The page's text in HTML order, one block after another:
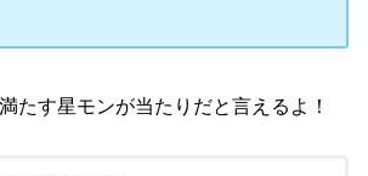
たす星モンが当たりだと言えるよ！